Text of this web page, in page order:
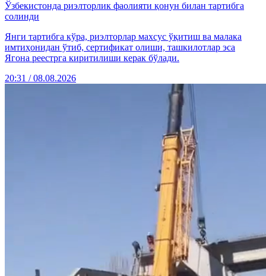
Ўзбекистонда риэлторлик фаолияти қонун билан тартибга
солинди
Янги тартибга кўра, риэлторлар махсус ўқитиш ва малака
имтиҳонидан ўтиб, сертификат олиши, ташкилотлар эса
Ягона реестрга киритилиши керак бўлади.
20:31 / 08.08.2026